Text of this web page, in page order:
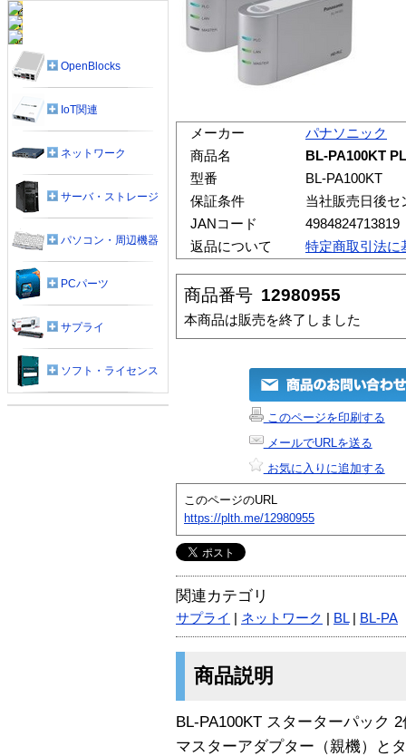
メーカー
パナソニック
商品名
BL-PA100KT
型番
BL-PA100KT
保証条件
当社販売日後セ
JANコード
4984824713819
返品について
特定商取引法に
商品番号 12980955
本商品は販売を終了しました
このページを印刷する
メールでURLを送る
お気に入りに追加する
このページのURL
https://plth.me/12980955
関連カテゴリ
サプライ ネットワーク BL| BL-PA
商品説明
BL-PA100KT スターターパック
マスターアダプター（親機）と
OpenBlocks
IoT関連
ネットワーク
サーバ・ストレージ
パソコン・周辺機器
PCパーツ
サプライ
ソフト・ライセンス